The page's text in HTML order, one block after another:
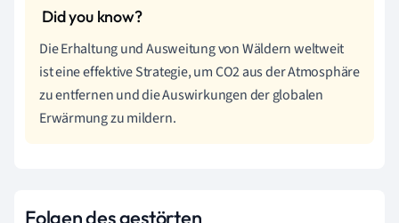
Die Erhaltung und Ausweitung von Wäldern weltweit
ist eine effektive Strategie, um CO2 aus der Atmosphäre
zu entfernen und die Auswirkungen der globalen
Erwärmung zu mildern.
Folgen des gestörten